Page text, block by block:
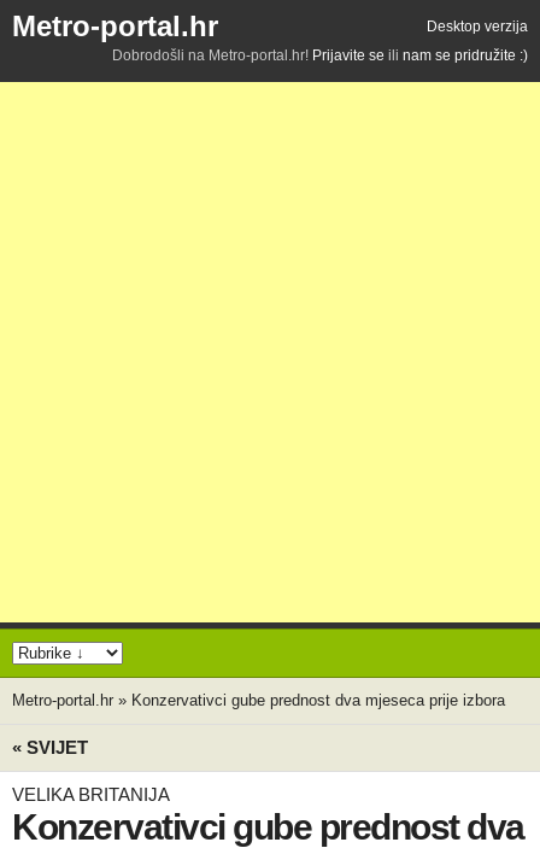
Metro-portal.hr
Desktop verzija
Dobrodošli na Metro-portal.hr! Prijavite se ili nam se pridružite :)
Metro-portal.hr » Konzervativci gube prednost dva mjeseca prije izbora
« SVIJET
VELIKA BRITANIJA
Konzervativci gube prednost dva